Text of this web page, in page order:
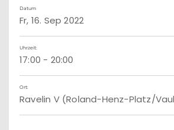
Datum
Fr, 16. Sep 2022
Uhrzeit:
17:00 - 20:00
Ort:
Ravelin V (Roland-Henz-Platz/